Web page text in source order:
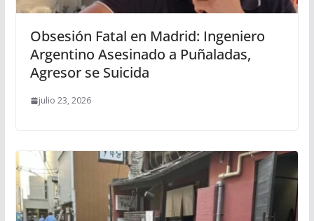
Obsesión Fatal en Madrid: Ingeniero
Argentino Asesinado a Puñaladas,
Agresor se Suicida
julio 23, 2026